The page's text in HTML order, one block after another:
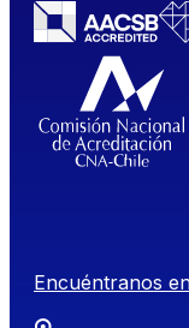
Encuéntranos